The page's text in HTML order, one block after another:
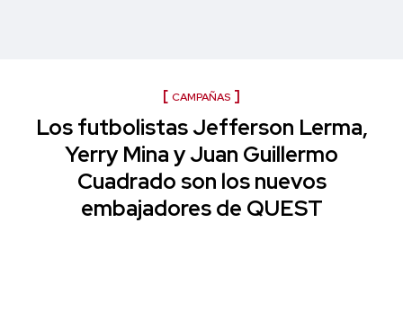
CAMPAÑAS
Los futbolistas Jefferson Lerma,
Yerry Mina y Juan Guillermo
Cuadrado son los nuevos
embajadores de QUEST